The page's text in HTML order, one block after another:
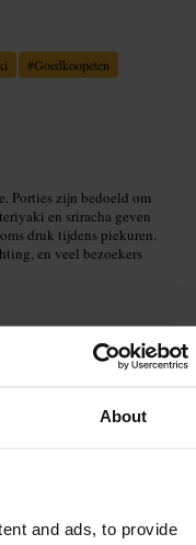
About
and ads, to provide
#Goedkoopeten
Porties zijn bedoeld om
en sriracha geven
druk tijdens piekuren.
en veel bezoekers
naar hun aanraders.
stop met